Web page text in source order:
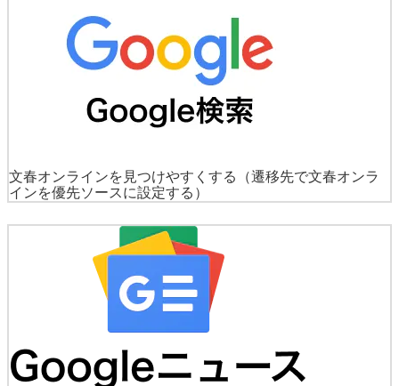
文春オンラインを見つけやすくする
（遷移先で文春オンラ
インを優先ソースに設定する）